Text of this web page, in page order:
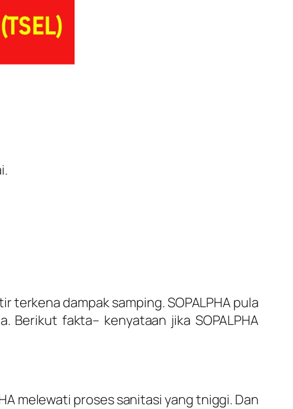
terkena dampak samping. SOPALPHA pula
Berikut fakta– kenyataan jika SOPALPHA
melewati proses sanitasi yang tniggi. Dan